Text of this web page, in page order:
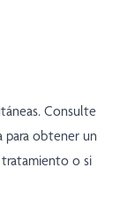
Consulte
para obtener un
o si